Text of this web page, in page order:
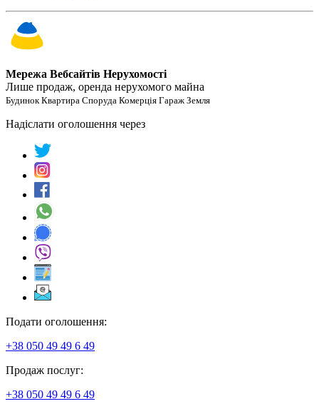
Мережа Вебсайтів Нерухомості
Лише продаж, оренда нерухомого майна
Будинок Квартира Споруда Комерція Гараж Земля
Надіслати оголошення через
Подати оголошення:
+38 050 49 49 6 49
Продаж послуг:
+38 050 49 49 6 49